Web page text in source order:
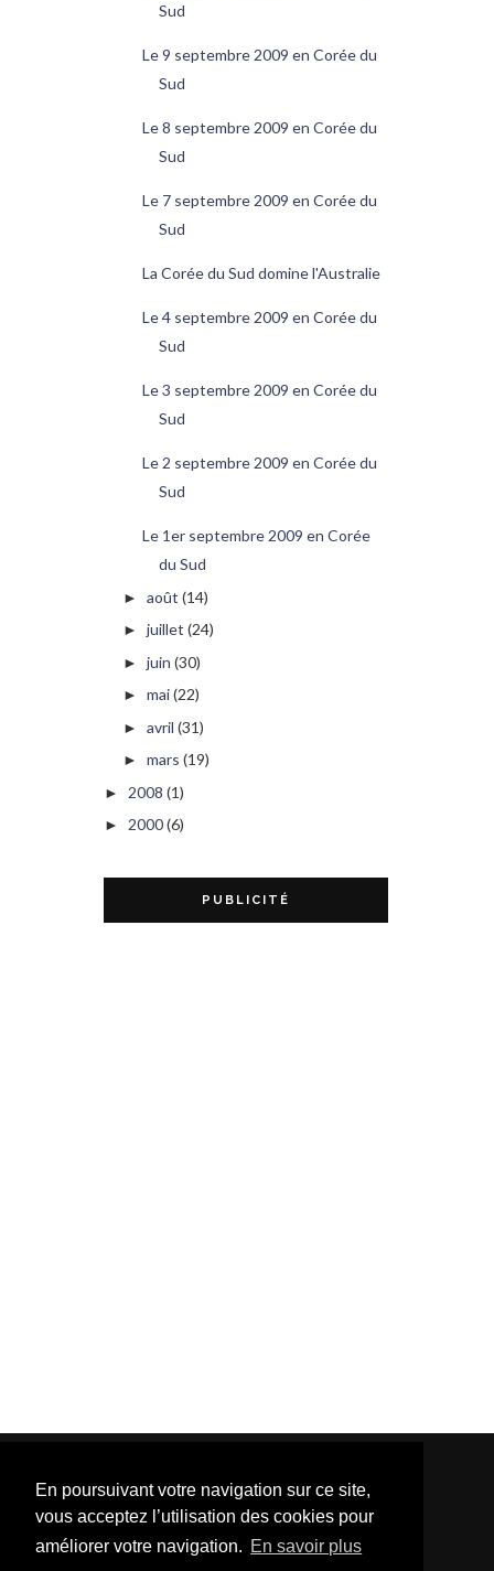
En poursuivant votre navigation sur ce site,
vous acceptez l’utilisation des cookies pour
améliorer votre navigation. En savoir plus
Sud
Le 9 septembre 2009 en Corée du
Sud
Le 8 septembre 2009 en Corée du
Sud
Le 7 septembre 2009 en Corée du
Sud
La Corée du Sud domine l'Australie
Le 4 septembre 2009 en Corée du
Sud
Le 3 septembre 2009 en Corée du
Sud
Le 2 septembre 2009 en Corée du
Sud
Le 1er septembre 2009 en Corée
du Sud
► août (14)
► juillet (24)
► juin (30)
► mai(22)
► avril (31)
► mars (19)
► 2008 (1)
► 2000(6)
PUBLICITÉ
Template Created By :ThemeXpose| Distributed By